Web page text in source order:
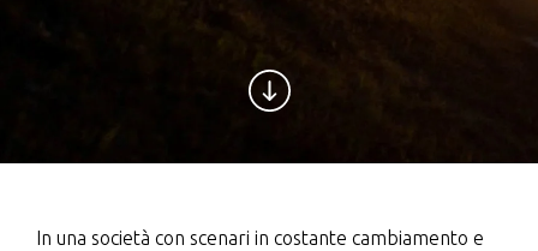
In una società con scenari in costante cambiamento e